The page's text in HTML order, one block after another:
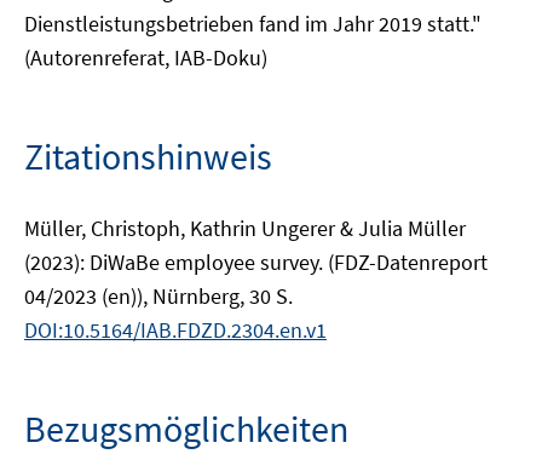
Dienstleistungsbetrieben fand im Jahr 2019 statt."
(Autorenreferat, IAB-Doku)
Zitationshinweis
Müller, Christoph, Kathrin Ungerer & Julia Müller
(2023): DiWaBe employee survey. (FDZ-Datenreport
04/2023 (en)), Nürnberg, 30 S.
DOI:10.5164/IAB.FDZD.2304.en.v1
Bezugsmöglichkeiten